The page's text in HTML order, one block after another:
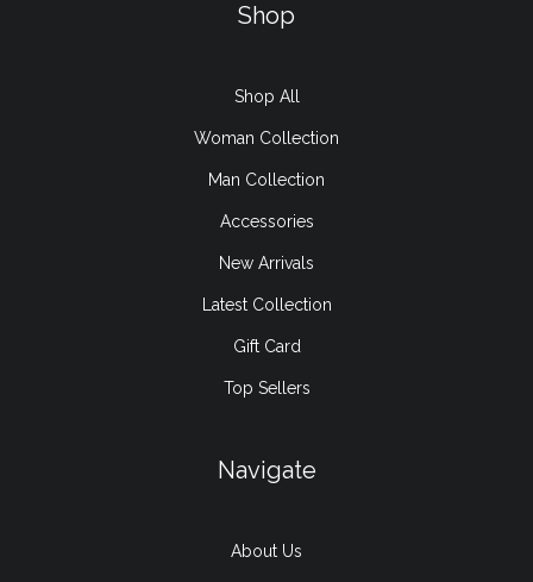
Shop
Shop All
Woman Collection
Man Collection
Accessories
New Arrivals
Latest Collection
Gift Card
Top Sellers
Navigate
About Us